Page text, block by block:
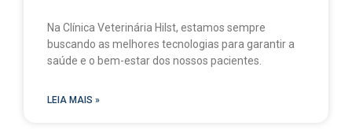
Na Clínica Veterinária Hilst, estamos sempre
buscando as melhores tecnologias para garantir a
saúde e o bem-estar dos nossos pacientes.
LEIA MAIS »